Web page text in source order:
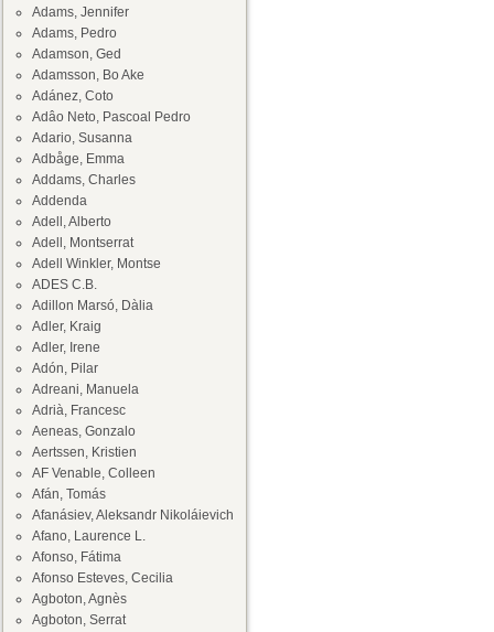
Adams, Jennifer
Adams, Pedro
Adamson, Ged
Adamsson, Bo Ake
Adánez, Coto
Adâo Neto, Pascoal Pedro
Adario, Susanna
Adbåge, Emma
Addams, Charles
Addenda
Adell, Alberto
Adell, Montserrat
Adell Winkler, Montse
ADES C.B.
Adillon Marsó, Dàlia
Adler, Kraig
Adler, Irene
Adón, Pilar
Adreani, Manuela
Adrià, Francesc
Aeneas, Gonzalo
Aertssen, Kristien
AF Venable, Colleen
Afán, Tomás
Afanásiev, Aleksandr Nikoláievich
Afano, Laurence L.
Afonso, Fátima
Afonso Esteves, Cecilia
Agboton, Agnès
Agboton, Serrat